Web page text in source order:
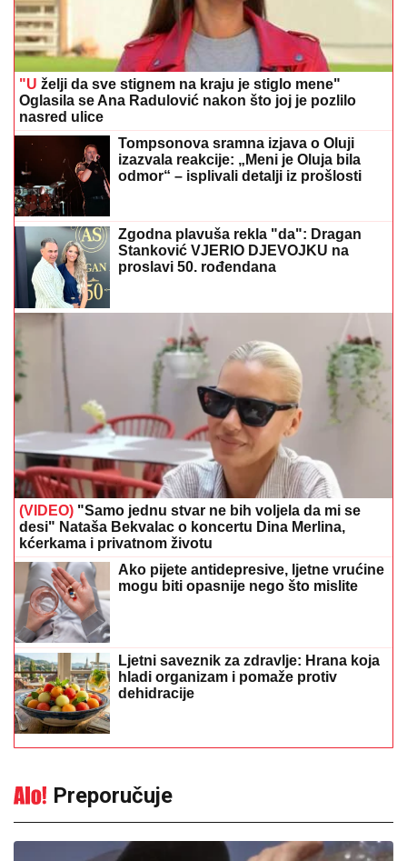
"U želji da sve stignem na kraju je stiglo mene"
Oglasila se Ana Radulović nakon što joj je pozlilo
nasred ulice
Tompsonova sramna izjava o Oluji
izazvala reakcije: „Meni je Oluja bila
odmor“ – isplivali detalji iz prošlosti
Zgodna plavuša rekla "da": Dragan
Stanković VJERIO DJEVOJKU na
proslavi 50. rođendana
(VIDEO) "Samo jednu stvar ne bih voljela da mi se
desi" Nataša Bekvalac o koncertu Dina Merlina,
kćerkama i privatnom životu
Ako pijete antidepresive, ljetne vrućine
mogu biti opasnije nego što mislite
Ljetni saveznik za zdravlje: Hrana koja
hladi organizam i pomaže protiv
dehidracije
Preporučuje